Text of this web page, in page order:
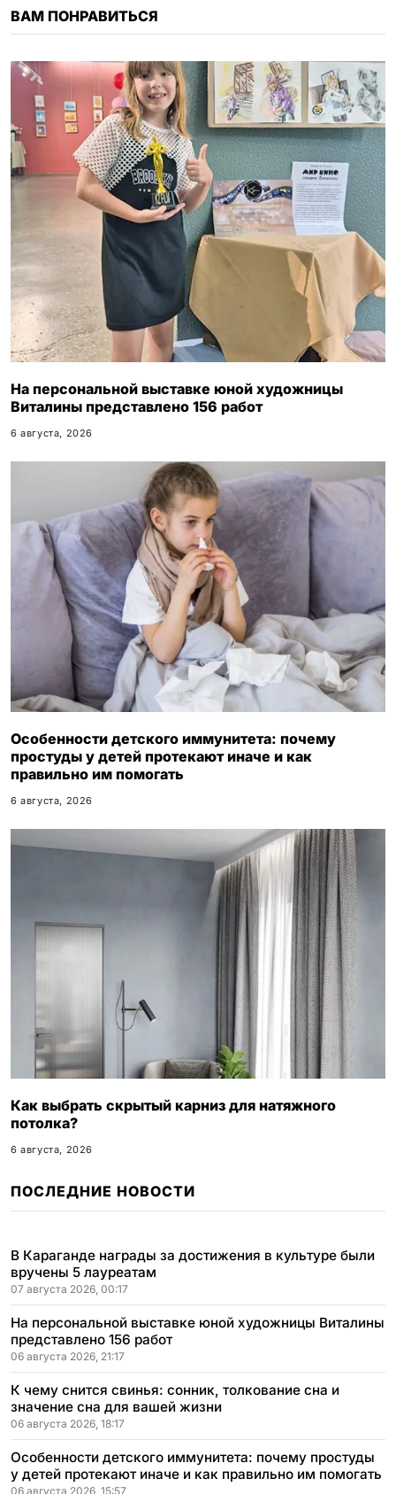
i
ВАМ ПОНРАВИТЬСЯ
На персональной выставке юной художницы
Виталины представлено 156 работ
6 августа, 2026
Особенности детского иммунитета: почему
простуды у детей протекают иначе и как
правильно им помогать
6 августа, 2026
Как выбрать скрытый карниз для натяжного
потолка?
6 августа, 2026
ПОСЛЕДНИЕ НОВОСТИ
В Караганде награды за достижения в культуре были
вручены 5 лауреатам
07 августа 2026, 00:17
На персональной выставке юной художницы Виталины
представлено 156 работ
06 августа 2026, 21:17
К чему снится свинья: сонник, толкование сна и
значение сна для вашей жизни
06 августа 2026, 18:17
Особенности детского иммунитета: почему простуды
у детей протекают иначе и как правильно им помогать
06 августа 2026, 15:57